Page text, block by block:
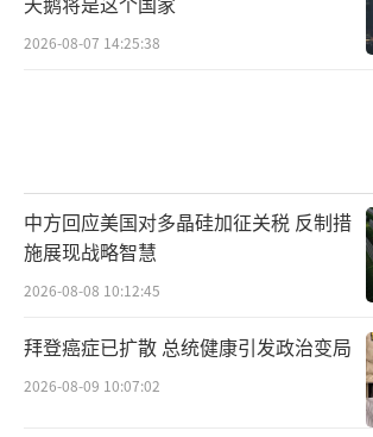
行业以及盟友进行必要的沟通后
避免不必要的政治阻力；三是特
了市场和公众的胃口，让外界对
美方可能公布的一系列声明充满
特朗普将此行评价为“历
这一定性值得深入解读。一般
性”这一词汇不会被轻易使用，
国家间关系的某种根本性转折
2026-08-07 14:25:38
中方回应美国对多晶硅加征关税 反制措
施展现战略智慧
2026-08-08 10:12:45
拜登癌症已扩散 总统健康引发政治变局
2026-08-09 10:07:02